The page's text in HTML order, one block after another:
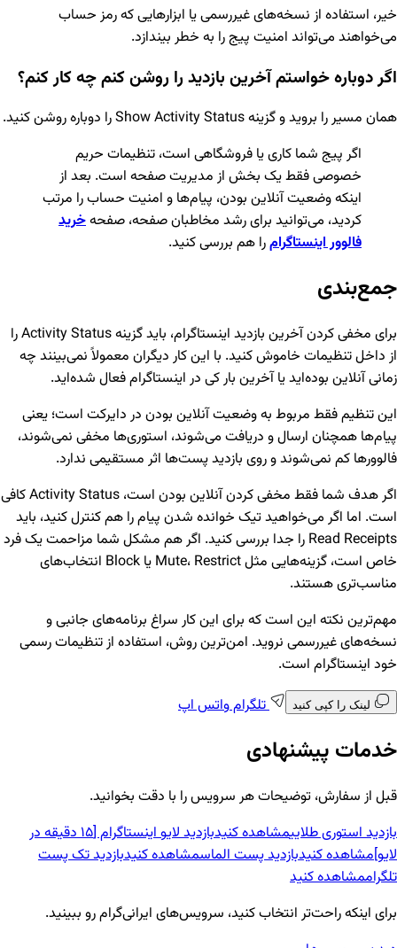
خیر، استفاده از نسخه‌های غیررسمی یا ابزارهایی که رمز حساب
می‌خواهند می‌تواند امنیت پیج را به خطر بیندازد.
اگر دوباره خواستم آخرین بازدید را روشن کنم چه کار کنم؟
همان مسیر را بروید و گزینه Show Activity Status را دوباره روشن کنید.
اگر پیج شما کاری یا فروشگاهی است، تنظیمات حریم
خصوصی فقط یک بخش از مدیریت صفحه است. بعد از
اینکه وضعیت آنلاین بودن، پیام‌ها و امنیت حساب را مرتب
کردید، می‌توانید برای رشد مخاطبان صفحه، صفحهخرید
فالوور اینستاگرامرا هم بررسی کنید.
جمع‌بندی
برای مخفی کردن آخرین بازدید اینستاگرام، باید گزینه Activity Status را
از داخل تنظیمات خاموش کنید. با این کار دیگران معمولاً نمی‌بینند چه
زمانی آنلاین بوده‌اید یا آخرین بار کی در اینستاگرام فعال شده‌اید.
این تنظیم فقط مربوط به وضعیت آنلاین بودن در دایرکت است؛ یعنی
پیام‌ها همچنان ارسال و دریافت می‌شوند، استوری‌ها مخفی نمی‌شوند،
فالوورها کم نمی‌شوند و روی بازدید پست‌ها اثر مستقیمی ندارد.
اگر هدف شما فقط مخفی کردن آنلاین بودن است، Activity Status کافی
است. اما اگر می‌خواهید تیک خوانده شدن پیام را هم کنترل کنید، باید
Read Receipts را جدا بررسی کنید. اگر هم مشکل شما مزاحمت یک فرد
خاص است، گزینه‌هایی مثل Mute، Restrict یا Block انتخاب‌های
مناسب‌تری هستند.
مهم‌ترین نکته این است که برای این کار سراغ برنامه‌های جانبی و
نسخه‌های غیررسمی نروید. امن‌ترین روش، استفاده از تنظیمات رسمی
خود اینستاگرام است.
تلگرامواتس اپ
خدمات پیشنهادی
قبل از سفارش، توضیحات هر سرویس را با دقت بخوانید.
بازدید استوری طلاییمشاهده کنید
بازدید لایو اینستاگرام [15 دقیقه در
لایو]مشاهده کنیدبازدید پست الماسمشاهده کنیدبازدید تک پست
تلگراممشاهده کنید
برای اینکه راحت‌تر انتخاب کنید، سرویس‌های ایرانی‌گرام رو ببینید.